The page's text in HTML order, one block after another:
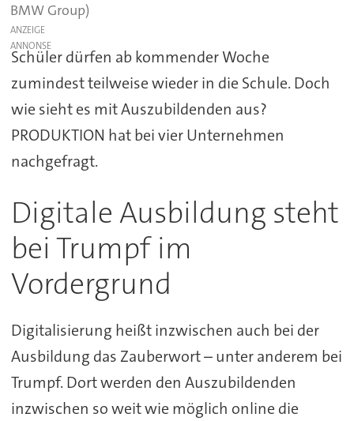
BMW Group)
ANZEIGE
Schüler dürfen ab kommender Woche
zumindest teilweise wieder in die Schule. Doch
wie sieht es mit Auszubildenden aus?
PRODUKTION hat bei vier Unternehmen
nachgefragt.
Digitale Ausbildung steht
bei Trumpf im
Vordergrund
Digitalisierung heißt inzwischen auch bei der
Ausbildung das Zauberwort – unter anderem bei
Trumpf. Dort werden den Auszubildenden
inzwischen so weit wie möglich online die